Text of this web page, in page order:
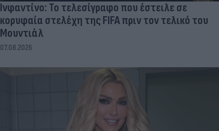
Ινφαντίνο: Το τελεσίγραφο που έστειλε σε
κορυφαία στελέχη της FIFA πριν τον τελικό του
Μουντιάλ
07.08.2026